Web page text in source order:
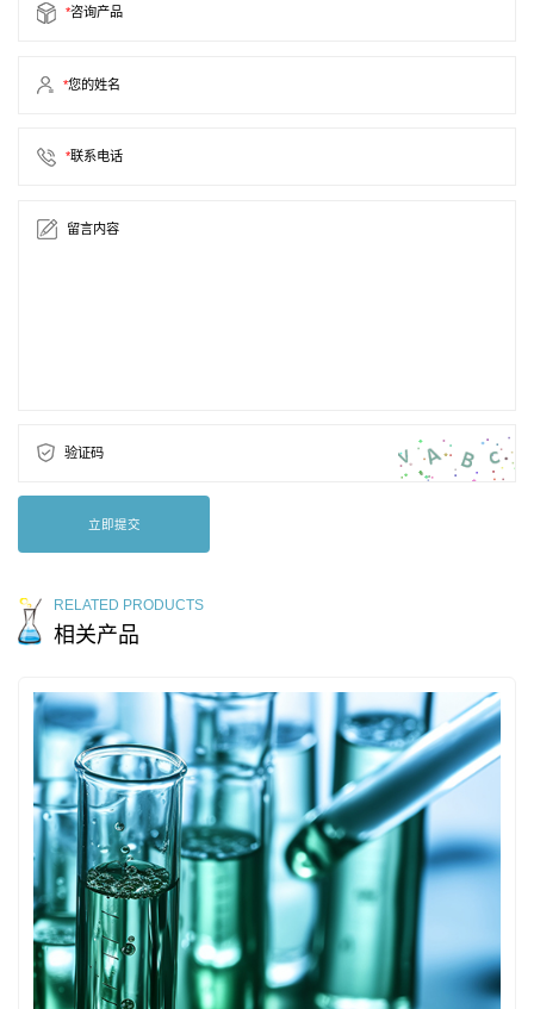
*咨询产品
*您的姓名
*联系电话
留言内容
验证码
立即提交
RELATED PRODUCTS
相关产品